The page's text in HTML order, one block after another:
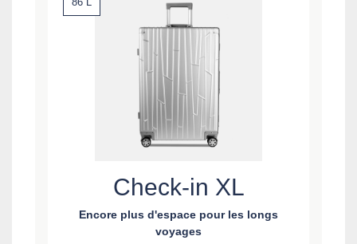
Check-in XL
Encore plus d'espace pour les longs
voyages